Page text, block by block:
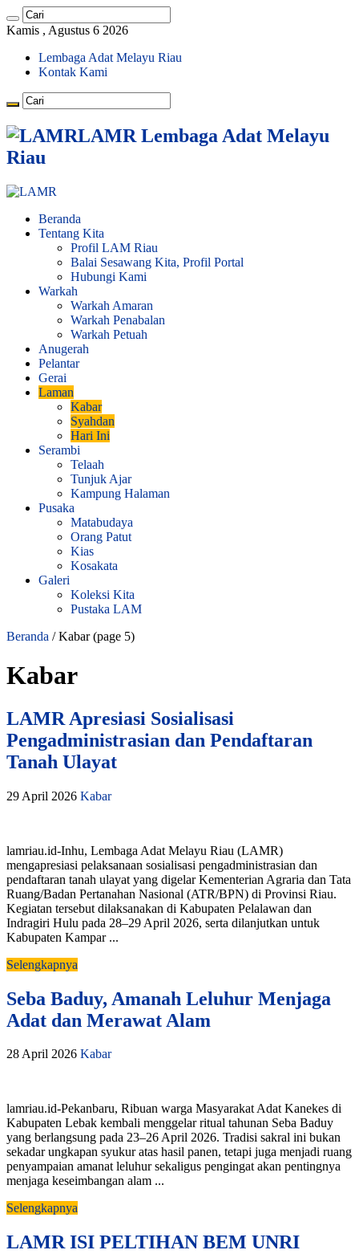
Kamis , Agustus 6 2026
Lembaga Adat Melayu Riau
Kontak Kami
LAMR Lembaga Adat Melayu
Riau
Beranda
Tentang Kita
Profil LAM Riau
Balai Sesawang Kita, Profil Portal
Hubungi Kami
Warkah
Warkah Amaran
Warkah Penabalan
Warkah Petuah
Anugerah
Pelantar
Gerai
Laman
Kabar
Syahdan
Hari Ini
Serambi
Telaah
Tunjuk Ajar
Kampung Halaman
Pusaka
Matabudaya
Orang Patut
Kias
Kosakata
Galeri
Koleksi Kita
Pustaka LAM
Beranda / Kabar(page 5)
Kabar
LAMR Apresiasi Sosialisasi
Pengadministrasian dan Pendaftaran
Tanah Ulayat
29 April 2026 Kabar
lamriau.id-Inhu, Lembaga Adat Melayu Riau (LAMR)
mengapresiasi pelaksanaan sosialisasi pengadministrasian dan
pendaftaran tanah ulayat yang digelar Kementerian Agraria dan Tata
Ruang/Badan Pertanahan Nasional (ATR/BPN) di Provinsi Riau.
Kegiatan tersebut dilaksanakan di Kabupaten Pelalawan dan
Indragiri Hulu pada 28–29 April 2026, serta dilanjutkan untuk
Kabupaten Kampar ...
Selengkapnya
Seba Baduy, Amanah Leluhur Menjaga
Adat dan Merawat Alam
28 April 2026 Kabar
lamriau.id-Pekanbaru, Ribuan warga Masyarakat Adat Kanekes di
Kabupaten Lebak kembali menggelar ritual tahunan Seba Baduy
yang berlangsung pada 23–26 April 2026. Tradisi sakral ini bukan
sekadar ungkapan syukur atas hasil panen, tetapi juga menjadi ruang
penyampaian amanat leluhur sekaligus pengingat akan pentingnya
menjaga keseimbangan alam ...
Selengkapnya
LAMR ISI PELTIHAN BEM UNRI